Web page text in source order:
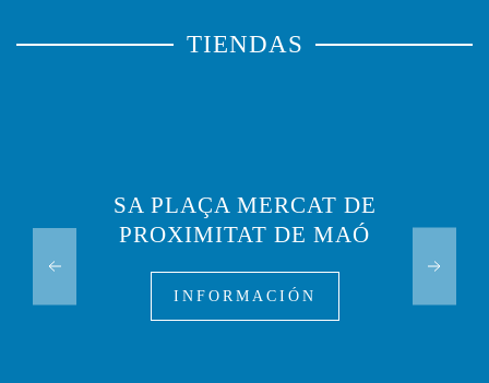
TIENDAS
SA PLAÇA MERCAT DE
PROXIMITAT DE MAÓ
INFORMACIÓN